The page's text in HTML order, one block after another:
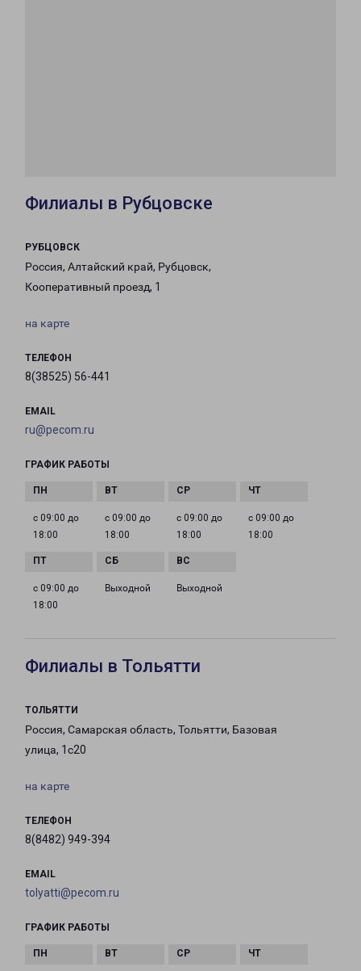
Филиалы в Рубцовске
РУБЦОВСК
Россия, Алтайский край, Рубцовск,
Кооперативный проезд, 1
на карте
ТЕЛЕФОН
8(38525) 56-441
EMAIL
ru@pecom.ru
ГРАФИК РАБОТЫ
с 09:00 до
18:00
с 09:00 до
18:00
с 09:00 до
18:00
с 09:00 до
18:00
с 09:00 до
18:00
Выходной Выходной
Филиалы в Тольятти
ТОЛЬЯТТИ
Россия, Самарская область, Тольятти, Базовая
улица, 1с20
на карте
ТЕЛЕФОН
8(8482) 949-394
EMAIL
tolyatti@pecom.ru
ГРАФИК РАБОТЫ